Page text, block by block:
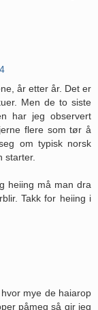
år etter år. Det er
Men de to siste
har jeg observert
flere som tør å
om typisk norsk
starter.
heiing må man dra
Takk for heiing i
mye de haiarop
påmeg så gir jeg